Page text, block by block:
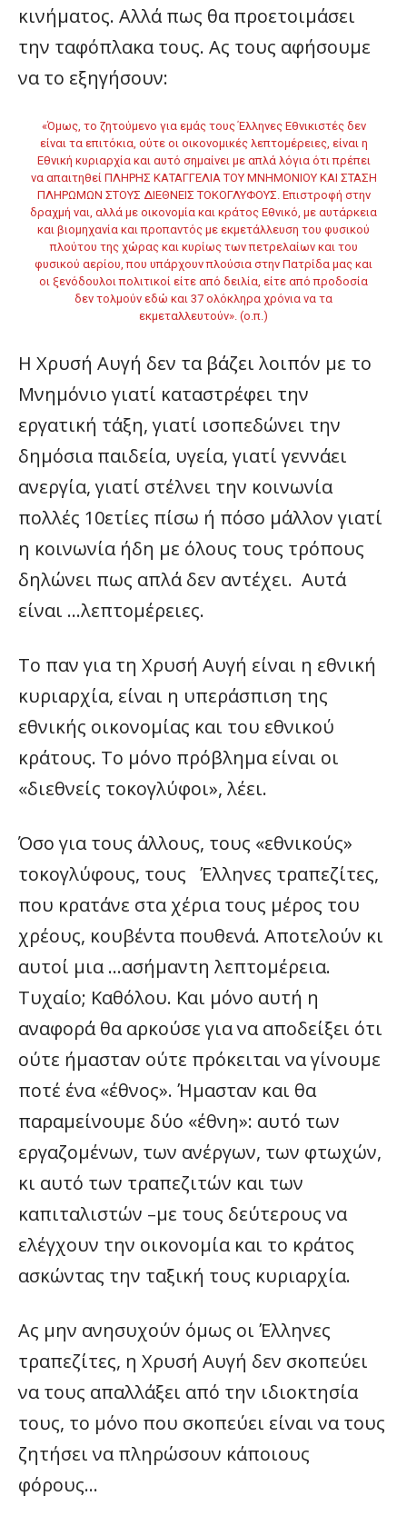
κινήματος. Αλλά πως θα προετοιμάσει
την ταφόπλακα τους. Ας τους αφήσουμε
να το εξηγήσουν:
«Όμως, το ζητούμενο για εμάς τους Έλληνες Εθνικιστές δεν
είναι τα επιτόκια, ούτε οι οικονομικές λεπτομέρειες, είναι η
Εθνική κυριαρχία και αυτό σημαίνει με απλά λόγια ότι πρέπει
να απαιτηθεί ΠΛΗΡΗΣ ΚΑΤΑΓΓΕΛΙΑ ΤΟΥ ΜΝΗΜΟΝΙΟΥ ΚΑΙ ΣΤΑΣΗ
ΠΛΗΡΩΜΩΝ ΣΤΟΥΣ ΔΙΕΘΝΕΙΣ ΤΟΚΟΓΛΥΦΟΥΣ. Επιστροφή στην
δραχμή ναι, αλλά με οικονομία και κράτος Εθνικό, με αυτάρκεια
και βιομηχανία και προπαντός με εκμετάλλευση του φυσικού
πλούτου της χώρας και κυρίως των πετρελαίων και του
φυσικού αερίου, που υπάρχουν πλούσια στην Πατρίδα μας και
οι ξενόδουλοι πολιτικοί είτε από δειλία, είτε από προδοσία
δεν τολμούν εδώ και 37 ολόκληρα χρόνια να τα
εκμεταλλευτούν». (ο.π.)
Η Χρυσή Αυγή δεν τα βάζει λοιπόν με το
Μνημόνιο γιατί καταστρέφει την
εργατική τάξη, γιατί ισοπεδώνει την
δημόσια παιδεία, υγεία, γιατί γεννάει
ανεργία, γιατί στέλνει την κοινωνία
πολλές 10ετίες πίσω ή πόσο μάλλον γιατί
η κοινωνία ήδη με όλους τους τρόπους
δηλώνει πως απλά δεν αντέχει. Αυτά
είναι …λεπτομέρειες.
Το παν για τη Χρυσή Αυγή είναι η εθνική
κυριαρχία, είναι η υπεράσπιση της
εθνικής οικονομίας και του εθνικού
κράτους. Το μόνο πρόβλημα είναι οι
«διεθνείς τοκογλύφοι», λέει.
Όσο για τους άλλους, τους «εθνικούς»
τοκογλύφους, τους Έλληνες τραπεζίτες,
που κρατάνε στα χέρια τους μέρος του
χρέους, κουβέντα πουθενά. Αποτελούν κι
αυτοί μια …ασήμαντη λεπτομέρεια.
Τυχαίο; Καθόλου. Και μόνο αυτή η
αναφορά θα αρκούσε για να αποδείξει ότι
ούτε ήμασταν ούτε πρόκειται να γίνουμε
ποτέ ένα «έθνος». Ήμασταν και θα
παραμείνουμε δύο «έθνη»: αυτό των
εργαζομένων, των ανέργων, των φτωχών,
κι αυτό των τραπεζιτών και των
καπιταλιστών –με τους δεύτερους να
ελέγχουν την οικονομία και το κράτος
ασκώντας την ταξική τους κυριαρχία.
Ας μην ανησυχούν όμως οι Έλληνες
τραπεζίτες, η Χρυσή Αυγή δεν σκοπεύει
να τους απαλλάξει από την ιδιοκτησία
τους, το μόνο που σκοπεύει είναι να τους
ζητήσει να πληρώσουν κάποιους
φόρους…